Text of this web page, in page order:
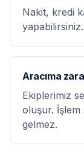
Nakit, kredi
yapabilirsiniz.
Aracıma
Ekiplerimiz
oluşur. İşlem
gelmez.